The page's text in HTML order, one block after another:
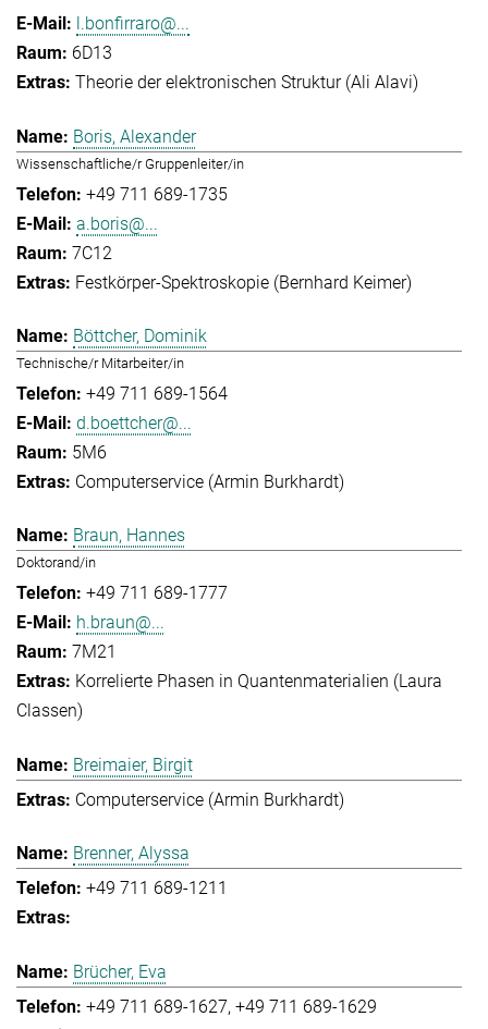
l.bonfirraro@...
6D13
Theorie der elektronischen Struktur (Ali Alavi)
Boris, Alexander
Wissenschaftliche/r Gruppenleiter/in
+49 711 689-1735
a.boris@...
7C12
Festkörper-Spektroskopie (Bernhard Keimer)
Böttcher, Dominik
Technische/r Mitarbeiter/in
+49 711 689-1564
d.boettcher@...
5M6
Computerservice (Armin Burkhardt)
Braun, Hannes
Doktorand/in
+49 711 689-1777
h.braun@...
7M21
Korrelierte Phasen in Quantenmaterialien (Laura
Classen)
Breimaier, Birgit
Computerservice (Armin Burkhardt)
Brenner, Alyssa
+49 711 689-1211
Brücher, Eva
+49 711 689-1627 +49 711 689-1629